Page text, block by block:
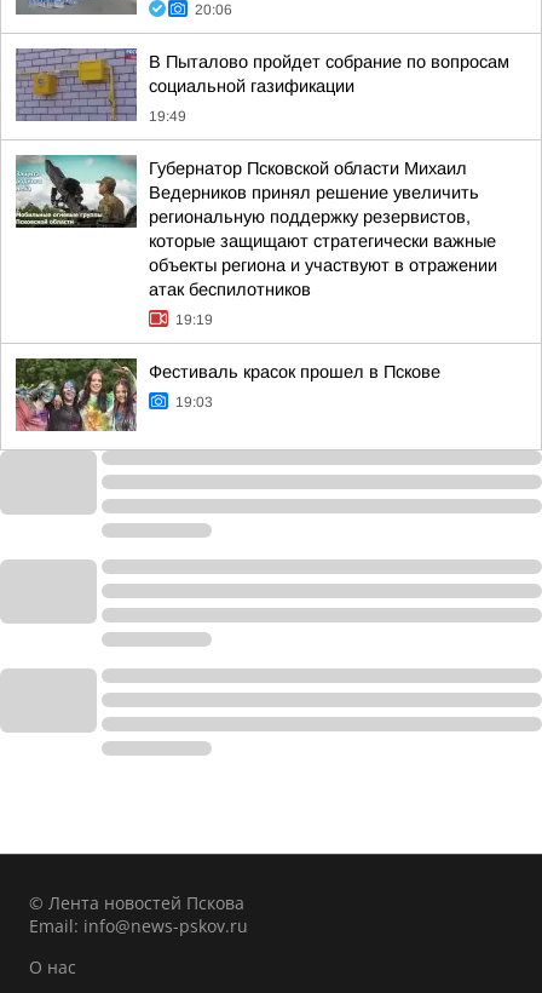
20:06
В Пыталово пройдет собрание по вопросам
социальной газификации
19:49
Губернатор Псковской области Михаил
Ведерников принял решение увеличить
региональную поддержку резервистов,
которые защищают стратегически важные
объекты региона и участвуют в отражении
атак беспилотников
19:19
Фестиваль красок прошел в Пскове
19:03
© Лента новостей Пскова
Email: info@news-pskov.ru
О нас